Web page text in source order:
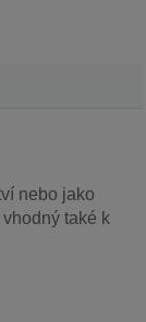
nebo jako
také k